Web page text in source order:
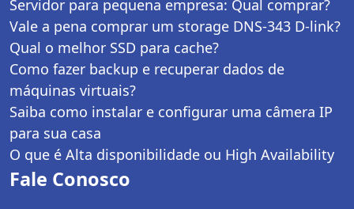
Servidor para pequena empresa: Qual comprar?
Vale a pena comprar um storage DNS-343 D-link?
Qual o melhor SSD para cache?
Como fazer backup e recuperar dados de
máquinas virtuais?
Saiba como instalar e configurar uma câmera IP
para sua casa
O que é Alta disponibilidade ou High Availability
Fale Conosco